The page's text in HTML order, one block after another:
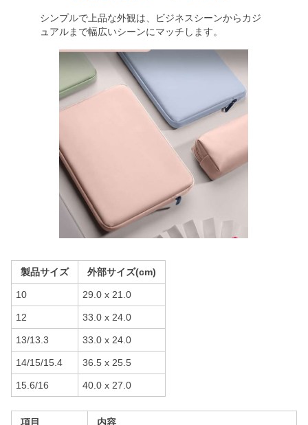
シンプルで上品な外観は、ビジネスシーンからカジ
ュアルまで幅広いシーンにマッチします。
製品サイズ 外部サイズ(cm)
10 29.0 x 21.0
12 33.0 x 24.0
13/13.3 33.0 x 24.0
14/15/15.4 36.5 x 25.5
15.6/16 40.0 x 27.0
項目 内容